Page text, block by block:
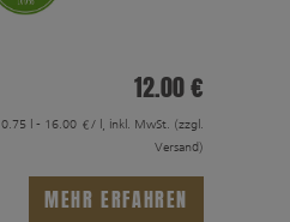
12.00 €
0.75 l - 16.00 €/ l, inkl. MwSt. (zzgl.
Versand)
MEHR ERFAHREN